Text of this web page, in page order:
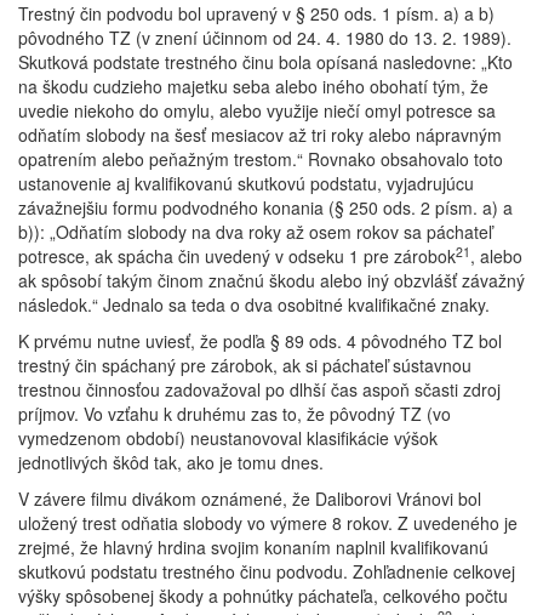
Trestný čin podvodu bol upravený v § 250 ods. 1 písm. a) a b)
pôvodného TZ (v znení účinnom od 24. 4. 1980 do 13. 2. 1989).
Skutková podstate trestného činu bola opísaná nasledovne: „Kto
na škodu cudzieho majetku seba alebo iného obohatí tým, že
uvedie niekoho do omylu, alebo využije niečí omyl potresce sa
odňatím slobody na šesť mesiacov až tri roky alebo nápravným
opatrením alebo peňažným trestom.“ Rovnako obsahovalo toto
ustanovenie aj kvalifikovanú skutkovú podstatu, vyjadrujúcu
závažnejšiu formu podvodného konania (§ 250 ods. 2 písm. a) a
b)): „Odňatím slobody na dva roky až osem rokov sa páchateľ
potresce, ak spácha čin uvedený v odseku 1 pre zárobok21 , alebo
ak spôsobí takým činom značnú škodu alebo iný obzvlášť závažný
následok.“ Jednalo sa teda o dva osobitné kvalifikačné znaky.
K prvému nutne uviesť, že podľa § 89 ods. 4 pôvodného TZ bol
trestný čin spáchaný pre zárobok, ak si páchateľ sústavnou
trestnou činnosťou zadovažoval po dlhší čas aspoň sčasti zdroj
príjmov. Vo vzťahu k druhému zas to, že pôvodný TZ (vo
vymedzenom období) neustanovoval klasifikácie výšok
jednotlivých škôd tak, ako je tomu dnes.
V závere filmu divákom oznámené, že Daliborovi Vránovi bol
uložený trest odňatia slobody vo výmere 8 rokov. Z uvedeného je
zrejmé, že hlavný hrdina svojim konaním naplnil kvalifikovanú
skutkovú podstatu trestného činu podvodu. Zohľadnenie celkovej
výšky spôsobenej škody a pohnútky páchateľa, celkového počtu